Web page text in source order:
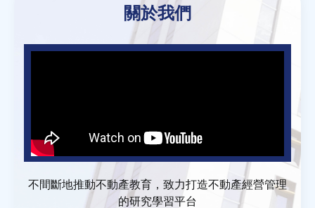
關於我們
不間斷地推動不動產教育，致力打造不動產經營管理
的研究學習平台